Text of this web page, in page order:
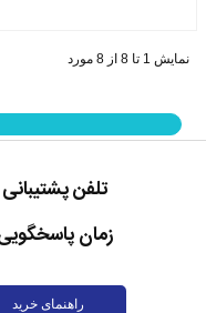
نمایش 1 تا 8 از 8 مورد
تلفن
زمان پاسخگویی :
راهنمای خرید